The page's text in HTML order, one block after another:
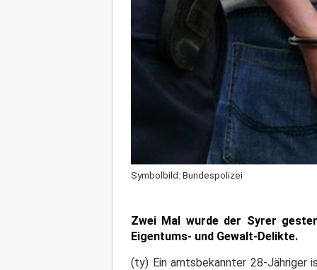
Symbolbild: Bundespolizei
Zwei Mal wurde der Syrer
Eigentums- und Gewalt-Delikte.
(ty) Ein amtsbekannter 28-Jähriger